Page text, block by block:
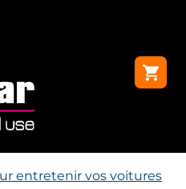
entretenir vos voitures